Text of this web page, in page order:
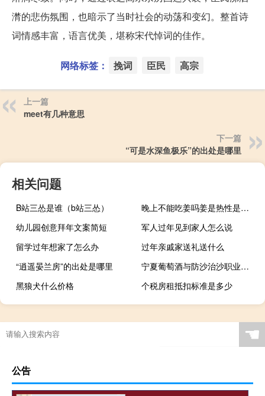
潸的悲伤氛围，也暗示了当时社会的动荡和变幻。整首诗
词情感丰富，语言优美，堪称宋代悼词的佳作。
网络标签： 挽词 臣民 高宗
上一篇
meet有几种意思
下一篇
“可是水深鱼极乐”的出处是哪里
相关问题
B站三怂是谁（b站三怂）
晚上不能吃姜吗姜是热性是凉性（晚上不能吃姜吗）
幼儿园创意拜年文案简短
军人过年见到家人怎么说
留学过年想家了怎么办
过年亲戚家送礼送什么
“逍遥晏兰房”的出处是哪里
宁夏葡萄酒与防沙治沙职业技术学院是211大学吗
黑狼犬什么价格
个税房租抵扣标准是多少
☚
公告